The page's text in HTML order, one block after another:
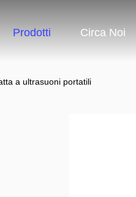
Prodotti Circa Noi
a ultrasuoni portatili